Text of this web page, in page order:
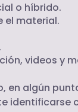
o híbrido.
el material.
videos y
en algún
identificarse